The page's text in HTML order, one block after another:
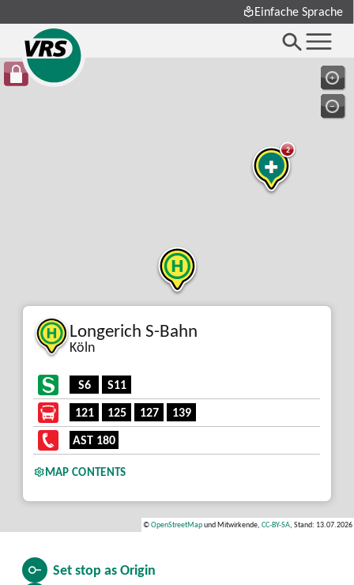
Einfache Sprache
Longerich S-Bahn
Köln
S6
S11
121
125 127
139
AST 180
MAP CONTENTS
2
©OpenStreetMapund Mitwirkende, CC-BY-SA, Stand: 13.07.2026
Set stop asOrigin